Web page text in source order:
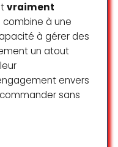
vraiment
combine à une
à gérer des
un atout
envers
sans